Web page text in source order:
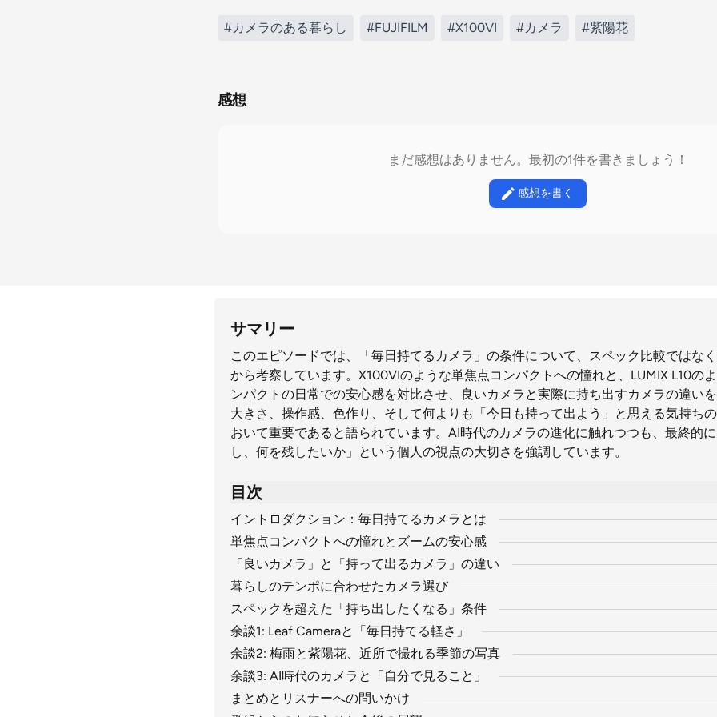
#カメラのある暮らし #FUJIFILM #X100VI #カメラ #紫陽花
感想
まだ感想はありません。最初の1件を書きましょう！
感想を書く
サマリー
このエピソードでは、「毎日持てるカメラ」の条件について、スペック比較ではな
から考察しています。X100VIのような単焦点コンパクトへの憧れと、LUMIX L10の
ンパクトの日常での安心感を対比させ、良いカメラと実際に持ち出すカメラの違いを
大きさ、操作感、色作り、そして何よりも「今日も持って出よう」と思える気持ち
おいて重要であると語られています。AI時代のカメラの進化に触れつつも、最終的
し、何を残したいか」という個人の視点の大切さを強調しています。
目次
イントロダクション：毎日持てるカメラとは
単焦点コンパクトへの憧れとズームの安心感
「良いカメラ」と「持って出るカメラ」の違い
暮らしのテンポに合わせたカメラ選び
スペックを超えた「持ち出したくなる」条件
余談1: Leaf Cameraと「毎日持てる軽さ」
余談2: 梅雨と紫陽花、近所で撮れる季節の写真
余談3: AI時代のカメラと「自分で見ること」
まとめとリスナーへの問いかけ